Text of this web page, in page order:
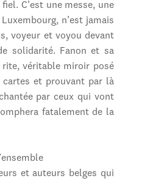
C’est une messe, une
n’est jamais
voyeur et voyou devant
solidarité. Fanon et sa
rite, véritable miroir posé
et prouvant par là
par ceux qui vont
fatalement de la
et auteurs belges qui